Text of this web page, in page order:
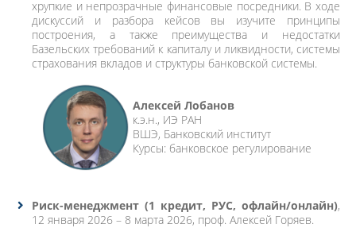
хрупкие и непрозрачные финансовые посредники. В ходе
дискуссий и разбора кейсов вы изучите принципы
построения, а также преимущества и недостатки
Базельских требований к капиталу и ликвидности, системы
страхования вкладов и структуры банковской системы.
Алексей Лобанов
к.э.н., ИЭ РАН
ВШЭ, Банковский институт
Курсы: банковское регулирование
Риск-менеджмент (1 кредит, РУС, офлайн/онлайн),
12 января 2026 – 8 марта 2026, проф. Алексей Горяев.